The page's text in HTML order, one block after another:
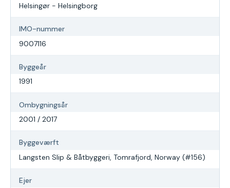
Helsingør - Helsingborg
IMO-nummer
9007116
Byggeår
1991
Ombygningsår
2001 / 2017
Byggeværft
Langsten Slip & Båtbyggeri, Tomrafjord, Norway (#156)
Ejer